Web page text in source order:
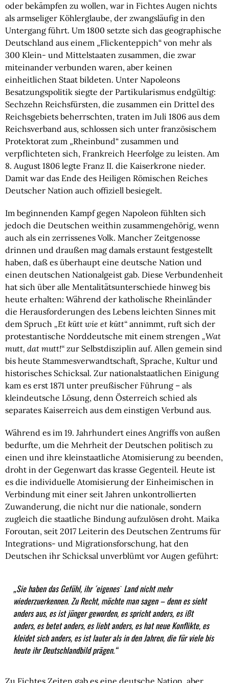
oder bekämpfen zu wollen, war in Fichtes Augen nichts
als armseliger Köhlerglaube, der zwangsläufig in den
Untergang führt. Um 1800 setzte sich das geographische
Deutschland aus einem „Flickenteppich“ von mehr als
300 Klein- und Mittelstaaten zusammen, die zwar
miteinander verbunden waren, aber keinen
einheitlichen Staat bildeten. Unter Napoleons
Besatzungspolitik siegte der Partikularismus endgültig:
Sechzehn Reichsfürsten, die zusammen ein Drittel des
Reichsgebiets beherrschten, traten im Juli 1806 aus dem
Reichsverband aus, schlossen sich unter französischem
Protektorat zum „Rheinbund“ zusammen und
verpflichteten sich, Frankreich Heerfolge zu leisten. Am
8. August 1806 legte Franz II. die Kaiserkrone nieder.
Damit war das Ende des Heiligen Römischen Reiches
Deutscher Nation auch offiziell besiegelt.
Im beginnenden Kampf gegen Napoleon fühlten sich
jedoch die Deutschen weithin zusammengehörig, wenn
auch als ein zerrissenes Volk. Mancher Zeitgenosse
drinnen und draußen mag damals erstaunt festgestellt
haben, daß es überhaupt eine deutsche Nation und
einen deutschen Nationalgeist gab. Diese Verbundenheit
hat sich über alle Mentalitätsunterschiede hinweg bis
heute erhalten: Während der katholische Rheinländer
die Herausforderungen des Lebens leichten Sinnes mit
dem Spruch „Et kütt wie et kütt“ annimmt, ruft sich der
protestantische Norddeutsche mit einem strengen „Wat
mutt, dat mutt!“ zur Selbstdisziplin auf. Allen gemein sind
bis heute Stammesverwandtschaft, Sprache, Kultur und
historisches Schicksal. Zur nationalstaatlichen Einigung
kam es erst 1871 unter preußischer Führung – als
kleindeutsche Lösung, denn Österreich schied als
separates Kaiserreich aus dem einstigen Verbund aus.
Während es im 19. Jahrhundert eines Angriffs von außen
bedurfte, um die Mehrheit der Deutschen politisch zu
einen und ihre kleinstaatliche Atomisierung zu beenden,
droht in der Gegenwart das krasse Gegenteil. Heute ist
es die individuelle Atomisierung der Einheimischen in
Verbindung mit einer seit Jahren unkontrollierten
Zuwanderung, die nicht nur die nationale, sondern
zugleich die staatliche Bindung aufzulösen droht. Maika
Foroutan, seit 2017 Leiterin des Deutschen Zentrums für
Integrations- und Migrationsforschung, hat den
Deutschen ihr Schicksal unverblümt vor Augen geführt:
„Sie haben das Gefühl, ihr ´eigenesˋ Land nicht mehr
wiederzuerkennen. Zu Recht, möchte man sagen – denn es sieht
anders aus, es ist jünger geworden, es spricht anders, es ißt
anders, es betet anders, es liebt anders, es hat neue Konflikte, es
kleidet sich anders, es ist lauter als in den Jahren, die für viele bis
heute ihr Deutschlandbild prägen.“
Zu Fichtes Zeiten gab es eine deutsche Nation, aber